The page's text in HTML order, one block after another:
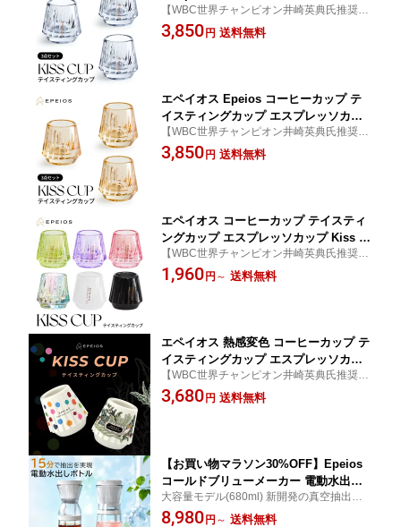
ングカップ エスプレッソカップ KISSC
UP 3点セット エスプレッソ カップデミ
ギフト
【WBC世界チャンピオン井崎英典氏推奨】
エペイオス Epeios コーヒーカップ ガラス
3個入り エスプレッソ カップ アンバー スモ
3,850円 送料無料
エペイオス Epeios コーヒーカップ テ
イスティングカップ エスプレッソカッ
プ KISSCUP 3点セット ロックグラス
エスプレッソ カップデミタスカップ 45
【WBC世界チャンピオン井崎英典氏推奨】
エペイオス Epeios コーヒーカップ ガラス
3個入り エスプレッソ カップ アンバー アン
3,850円 送料無料
エペイオス コーヒーカップ テイスティ
ングカップ エスプレッソカップ Kiss C
up Aurora デミタスカップ 45ml ロック
グラス キスカップ お茶 お酒 ウイスキ
【WBC世界チャンピオン井崎英典氏推奨】
エペイオス Epeios コーヒーカップ ガラス
1個入り エスプレッソ カップ アンバー スモ
1,960円 ～ 送料無料
エペイオス 熱感変色 コーヒーカップ テ
イスティングカップ エスプレッソカッ
プ Kiss Cup Aurora デミタスカップ 45
ml ロックグラス お茶 お酒 ウィスキー
【WBC世界チャンピオン井崎英典氏推奨】
エペイオス Epeios コーヒーカップ ガラス
1個入り エスプレッソ カップ アンバー スモ
3,680円 送料無料
【お買い物マラソン30%OFF】Epeios
コールドブリューメーカー 電動水出し
メーカー 大容量モデル680ml 350ml 15
分抽出 電動水出しボトル お茶 麦茶 ア
大容量モデル(680ml) 新開発の真空抽出技
術により、15分で抽出を実現 美味しいと早
8,980円 ～ 送料無料